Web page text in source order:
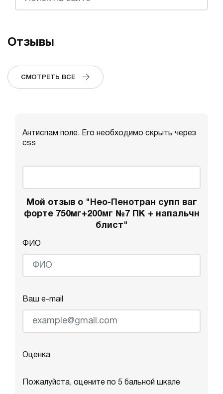
Отзывы
СМОТРЕТЬ ВСЕ
Антиспам поле. Его необходимо скрыть через
css
Мой отзыв о "Нео-Пенотран супп ваг
форте 750мг+200мг №7 ПК + напальчн
блист"
ФИО
Ваш e-mail
Оценка
Пожалуйста, оцените по 5 бальной шкале